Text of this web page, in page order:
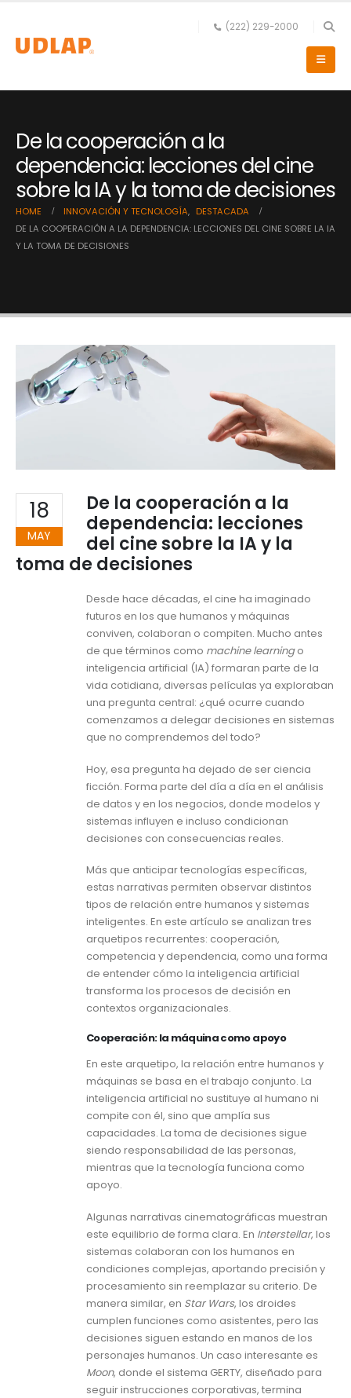
(222) 229-2000
De la cooperación a la
dependencia: lecciones del cine
sobre la IA y la toma de decisiones
HOME INNOVACIÓN Y TECNOLOGÍA, DESTACADA
DE LA COOPERACIÓN A LA DEPENDENCIA: LECCIONES DEL CINE SOBRE LA IA
Y LA TOMA DE DECISIONES
18
MAY
De la cooperación a la
dependencia: lecciones
del cine sobre la IA y la
toma de decisiones
Desde hace décadas, el cine ha imaginado
futuros en los que humanos y máquinas
conviven, colaboran o compiten. Mucho antes
de que términos como machine learningo
inteligencia artificial (IA) formaran parte de la
vida cotidiana, diversas películas ya exploraban
una pregunta central: ¿qué ocurre cuando
comenzamos a delegar decisiones en sistemas
que no comprendemos del todo?
Hoy, esa pregunta ha dejado de ser ciencia
ficción. Forma parte del día a día en el análisis
de datos y en los negocios, donde modelos y
sistemas influyen e incluso condicionan
decisiones con consecuencias reales.
Más que anticipar tecnologías específicas,
estas narrativas permiten observar distintos
tipos de relación entre humanos y sistemas
inteligentes. En este artículo se analizan tres
arquetipos recurrentes: cooperación,
competencia y dependencia, como una forma
de entender cómo la inteligencia artificial
transforma los procesos de decisión en
contextos organizacionales.
Cooperación: la máquina como apoyo
En este arquetipo, la relación entre humanos y
máquinas se basa en el trabajo conjunto. La
inteligencia artificial no sustituye al humano ni
compite con él, sino que amplía sus
capacidades. La toma de decisiones sigue
siendo responsabilidad de las personas,
mientras que la tecnología funciona como
apoyo.
Algunas narrativas cinematográficas muestran
este equilibrio de forma clara. En Interstellar, los
sistemas colaboran con los humanos en
condiciones complejas, aportando precisión y
procesamiento sin reemplazar su criterio. De
manera similar, en Star Wars, los droides
cumplen funciones como asistentes, pero las
decisiones siguen estando en manos de los
personajes humanos. Un caso interesante es
Moon, donde el sistema GERTY, diseñado para
seguir instrucciones corporativas, termina